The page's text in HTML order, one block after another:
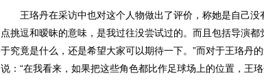
王珞丹在采访中也对这个人物做出了评价，称她是自己没
点挑逗和暧昧的意味，是我过往没尝试过的。而且包括导演
于究竟是什么，还是希望大家可以期待一下。”而对于王珞丹
说：“在我看来，如果把这些角色都比作足球场上的位置，王